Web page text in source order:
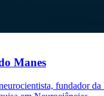
Manes
fundador